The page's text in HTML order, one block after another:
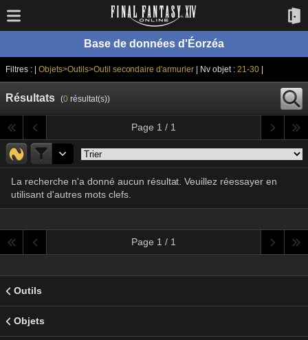
Base de données d'Éorzéa
Filtres : | Objets>Outils>Outil secondaire d'armurier | Nv objet :21-30|
Résultats (0résultat(s))
Page 1 / 1
La recherche n'a donné aucun résultat. Veuillez réessayer en
utilisant d'autres mots clefs.
Page 1 / 1
Outils
Objets